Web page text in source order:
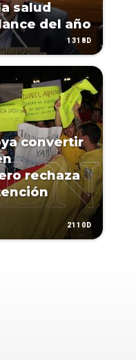
salud
del año
1318D
convertir
rechaza
2110D